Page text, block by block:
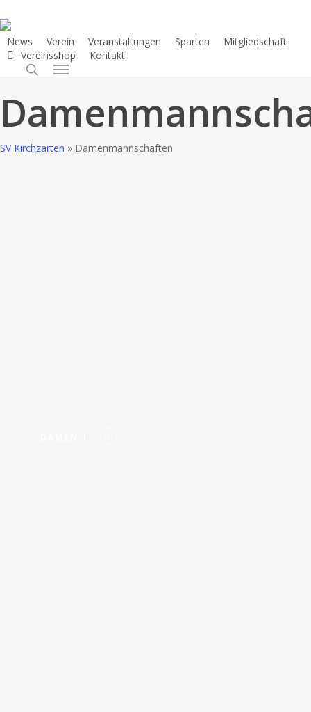
to
main
content
News Verein Veranstaltungen Sparten
Mitgliedschaft
Vereinsshop
Kontakt
search
Menu
SV Kirchzarten » Damenmannschaften